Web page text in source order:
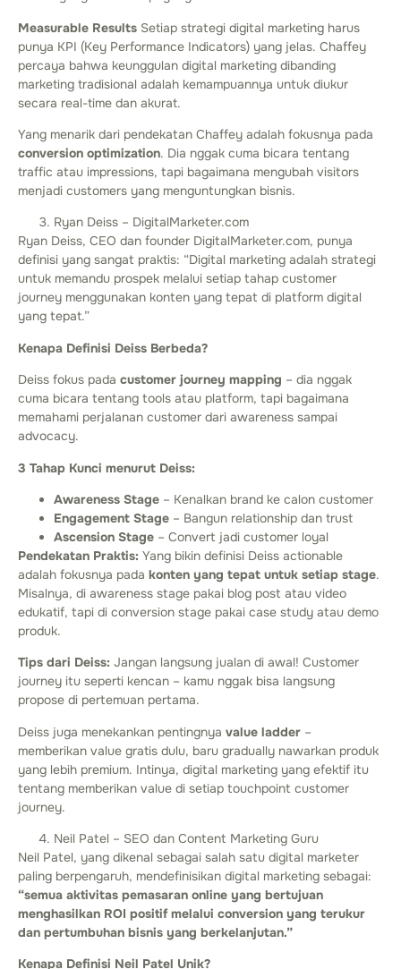
Measurable Results Setiap strategi digital marketing harus
punya KPI (Key Performance Indicators) yang jelas. Chaffey
percaya bahwa keunggulan digital marketing dibanding
marketing tradisional adalah kemampuannya untuk diukur
secara real-time dan akurat.
Yang menarik dari pendekatan Chaffey adalah fokusnya pada
conversion optimization. Dia nggak cuma bicara tentang
traffic atau impressions, tapi bagaimana mengubah visitors
menjadi customers yang menguntungkan bisnis.
Ryan Deiss – DigitalMarketer.com
Ryan Deiss, CEO dan founder DigitalMarketer.com, punya
definisi yang sangat praktis: “Digital marketing adalah strategi
untuk memandu prospek melalui setiap tahap customer
journey menggunakan konten yang tepat di platform digital
yang tepat.”
Kenapa Definisi Deiss Berbeda?
Deiss fokus pada customer journey mapping – dia nggak
cuma bicara tentang tools atau platform, tapi bagaimana
memahami perjalanan customer dari awareness sampai
advocacy.
3 Tahap Kunci menurut Deiss:
Awareness Stage – Kenalkan brand ke calon customer
Engagement Stage – Bangun relationship dan trust
Ascension Stage – Convert jadi customer loyal
Pendekatan Praktis: Yang bikin definisi Deiss actionable
adalah fokusnya pada konten yang tepat untuk setiap stage.
Misalnya, di awareness stage pakai blog post atau video
edukatif, tapi di conversion stage pakai case study atau demo
produk.
Tips dari Deiss: Jangan langsung jualan di awal! Customer
journey itu seperti kencan – kamu nggak bisa langsung
propose di pertemuan pertama.
Deiss juga menekankan pentingnya value ladder –
memberikan value gratis dulu, baru gradually nawarkan produk
yang lebih premium. Intinya, digital marketing yang efektif itu
tentang memberikan value di setiap touchpoint customer
journey.
Neil Patel – SEO dan Content Marketing Guru
Neil Patel, yang dikenal sebagai salah satu digital marketer
paling berpengaruh, mendefinisikan digital marketing sebagai:
“semua aktivitas pemasaran online yang bertujuan
menghasilkan ROI positif melalui conversion yang terukur
dan pertumbuhan bisnis yang berkelanjutan.”
Kenapa Definisi Neil Patel Unik?